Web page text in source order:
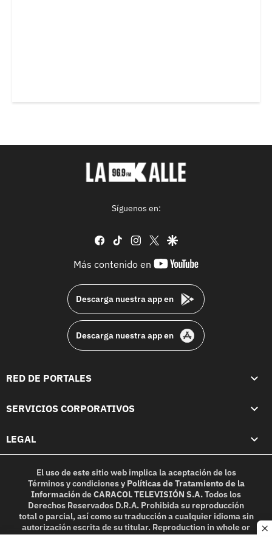
Síguenos en:
facebook
tiktok instagram
twittergoogle
Más contenido en
youtube-
Descarga nuestra app en
Descarga nuestra app en
RED DE PORTALES
SERVICIOS CORPORATIVOS
LEGAL
El uso de este sitio web implica la aceptación de los
Términos y condicionesy Políticas de Tratamiento de la
InformacióndeCARACOL TELEVISIÓN S.A.Todos los
Derechos Reservados D.R.A. Prohibida su reproducción
total o parcial, así como su traducción a cualquier idioma sin
autorización escrita de su titular. Reproduction in whole or